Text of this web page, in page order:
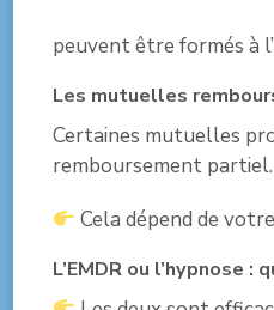
peuvent être formés à
Les mutuelles
Certaines mutuelles
remboursement partiel.
Cela dépend de
L’EMDR ou l’hypnose :